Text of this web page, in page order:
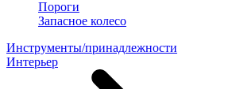
Пороги
Запасное колесо
Инструменты/принадлежности
Интерьер